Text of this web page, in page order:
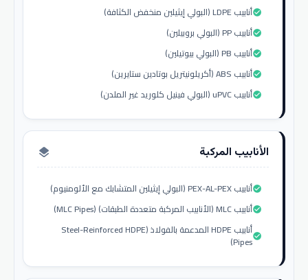
أنابيب LDPE (البولي إيثيلين منخفض الكثافة)check_circle
أنابيب PP (البولي بروبيلين)check_circle
أنابيب PB (البولي بيوتيلين)check_circle
أنابيب ABS (أكريلونيتريل بوتادين ستايرين)check_circle
أنابيب uPVC (البولي فينيل كلوريد غير الملدن)check_circle
الأنابيب المركبة layers
أنابيب PEX-AL-PEX (البولي إيثيلين المتشابك مع الألومنيوم)check_circle
أنابيب MLC (الأنابيب المركبة متعددة الطبقات) (MLC Pipes)check_circle
أنابيب HDPE المدعمة بالفولاذ (Steel-Reinforced HDPE
Pipes)check_circle